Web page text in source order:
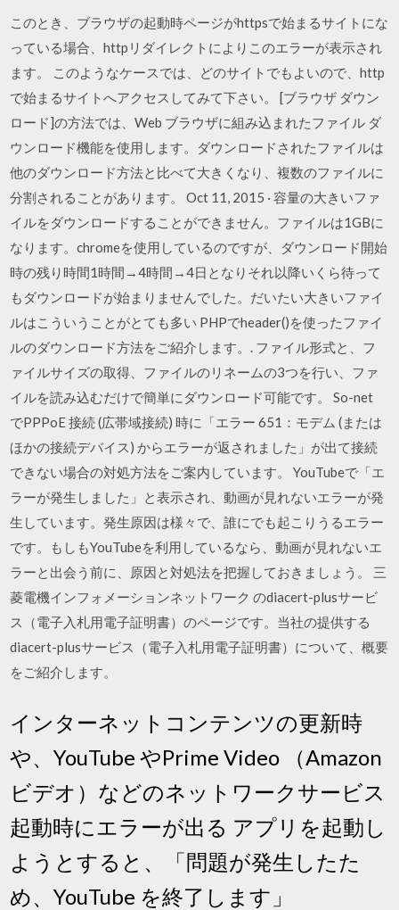
このとき、ブラウザの起動時ページがhttpsで始まるサイトにな
っている場合、httpリダイレクトによりこのエラーが表示され
ます。 このようなケースでは、どのサイトでもよいので、http
で始まるサイトへアクセスしてみて下さい。 [ブラウザ ダウン
ロード]の方法では、Web ブラウザに組み込まれたファイル ダ
ウンロード機能を使用します。ダウンロードされたファイルは
他のダウンロード方法と比べて大きくなり、複数のファイルに
分割されることがあります。 Oct 11, 2015 · 容量の大きいファ
イルをダウンロードすることができません。ファイルは1GBに
なります。chromeを使用しているのですが、ダウンロード開始
時の残り時間1時間→4時間→4日となりそれ以降いくら待って
もダウンロードが始まりませんでした。だいたい大きいファイ
ルはこういうことがとても多い PHPでheader()を使ったファイ
ルのダウンロード方法をご紹介します。. ファイル形式と、フ
ァイルサイズの取得、ファイルのリネームの3つを行い、ファ
イルを読み込むだけで簡単にダウンロード可能です。 So-net
でPPPoE 接続 (広帯域接続) 時に「エラー 651：モデム (または
ほかの接続デバイス) からエラーが返されました」が出て接続
できない場合の対処方法をご案内しています。 YouTubeで「エ
ラーが発生しました」と表示され、動画が見れないエラーが発
生しています。発生原因は様々で、誰にでも起こりうるエラー
です。もしもYouTubeを利用しているなら、動画が見れないエ
ラーと出会う前に、原因と対処法を把握しておきましょう。 三
菱電機インフォメーションネットワーク のdiacert-plusサービ
ス（電子入札用電子証明書）のページです。当社の提供する
diacert-plusサービス（電子入札用電子証明書）について、概要
をご紹介します。
インターネットコンテンツの更新時
や、YouTube やPrime Video （Amazon
ビデオ）などのネットワークサービス
起動時にエラーが出る アプリを起動し
ようとすると、「問題が発生したた
め、YouTube を終了します」